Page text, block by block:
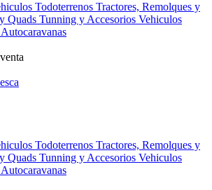
Todoterrenos Tractores, Remolques y
Quads Tunning y Accesorios Vehiculos
Todoterrenos Tractores, Remolques y
Quads Tunning y Accesorios Vehiculos